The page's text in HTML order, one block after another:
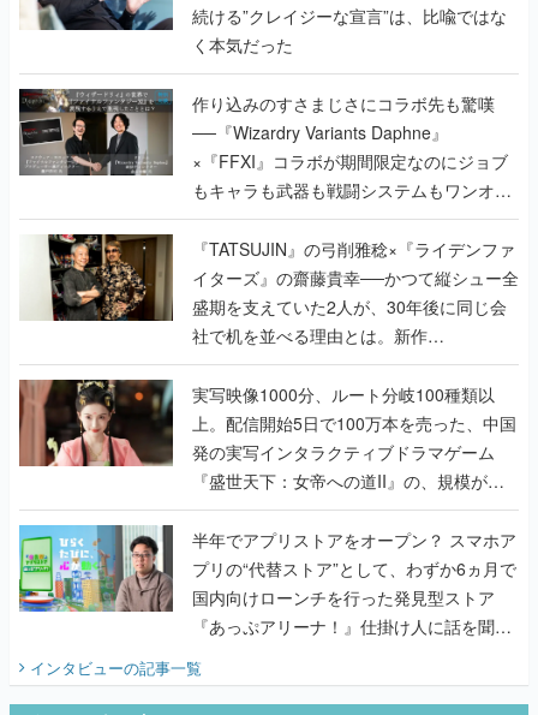
続ける”クレイジーな宣言”は、比喩ではな
く本気だった
作り込みのすさまじさにコラボ先も驚嘆
──『Wizardry Variants Daphne』
×『FFXI』コラボが期間限定なのにジョブ
もキャラも武器も戦闘システムもワンオフ
で作り込まれた理由を両ディレクターに聞
く
『TATSUJIN』の弓削雅稔×『ライデンファ
イターズ』の齋藤貴幸──かつて縦シュー全
盛期を支えていた2人が、30年後に同じ会
社で机を並べる理由とは。新作
『TATSUJIN EXTREME』で初タッグを組
んだレジェンド2人に訊く開発秘話
実写映像1000分、ルート分岐100種類以
上。配信開始5日で100万本を売った、中国
発の実写インタラクティブドラマゲーム
『盛世天下：女帝への道II』の、規模が違
うこだわりをプロデューサーに聞いた
半年でアプリストアをオープン？ スマホア
プリの“代替ストア”として、わずか6ヵ月で
国内向けローンチを行った発見型ストア
『あっぷアリーナ！』仕掛け人に話を聞い
インタビューの記事一覧